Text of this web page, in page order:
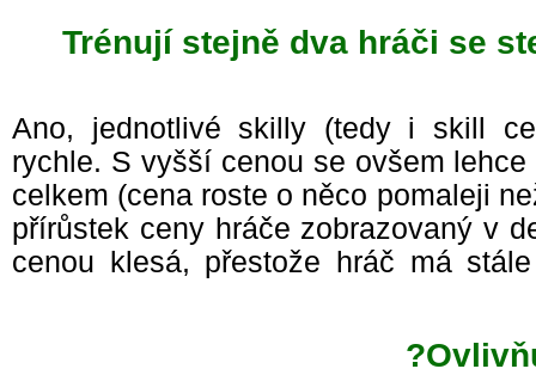
Trénují stejně dva hráči se
Ano, jednotlivé skilly (tedy i skill
rychle. S vyšší cenou se ovšem
celkem (cena roste o něco pomaleji
přírůstek ceny hráče zobrazovaný v
cenou klesá, přestože hráč má